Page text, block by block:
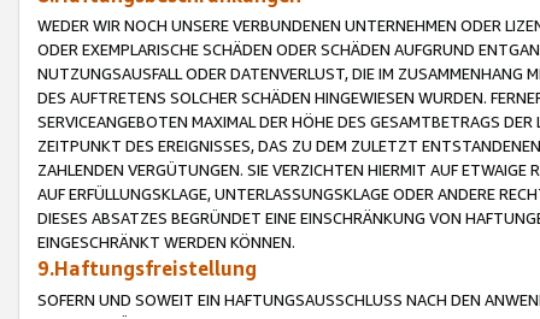
WEDER WIR NOCH UNSERE VERBUNDENEN UNTERNEHMEN ODER
ODER EXEMPLARISCHE SCHÄDEN ODER SCHÄDEN AUFGRUND
NUTZUNGSAUSFALL ODER DATENVERLUST, DIE IM ZUSAMMENHANG
DES AUFTRETENS SOLCHER SCHÄDEN HINGEWIESEN WURDEN.
SERVICEANGEBOTEN MAXIMAL DER HÖHE DES GESAMTBETRAGS
ZEITPUNKT DES EREIGNISSES, DAS ZU DEM ZULETZT
ZAHLENDEN VERGÜTUNGEN. SIE VERZICHTEN HIERMIT AUF
AUF ERFÜLLUNGSKLAGE, UNTERLASSUNGSKLAGE ODER ANDERE
DIESES ABSATZES BEGRÜNDET EINE EINSCHRÄNKUNG VON
EINGESCHRÄNKT WERDEN KÖNNEN.
9.Haftungsfreistellung
SOFERN UND SOWEIT EIN HAFTUNGSAUSSCHLUSS NACH DEN